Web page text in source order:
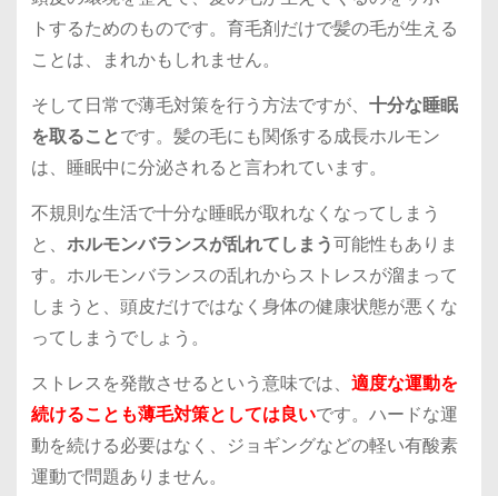
トするためのものです。育毛剤だけで髪の毛が生える
ことは、まれかもしれません。
そして日常で薄毛対策を行う方法ですが、 十分な睡眠
を取ることです。髪の毛にも関係する成長ホルモン
は、睡眠中に分泌されると言われています。
不規則な生活で十分な睡眠が取れなくなってしまう
と、 ホルモンバランスが乱れてしまう可能性もありま
す。ホルモンバランスの乱れからストレスが溜まって
しまうと、頭皮だけではなく身体の健康状態が悪くな
ってしまうでしょう。
ストレスを発散させるという意味では、 適度な運動を
続けることも薄毛対策としては良いです。ハードな運
動を続ける必要はなく、ジョギングなどの軽い有酸素
運動で問題ありません。